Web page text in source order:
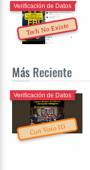
Tech No Existe
Verificación de Datos
Más Reciente
Con Voto ID
Verificación de Datos